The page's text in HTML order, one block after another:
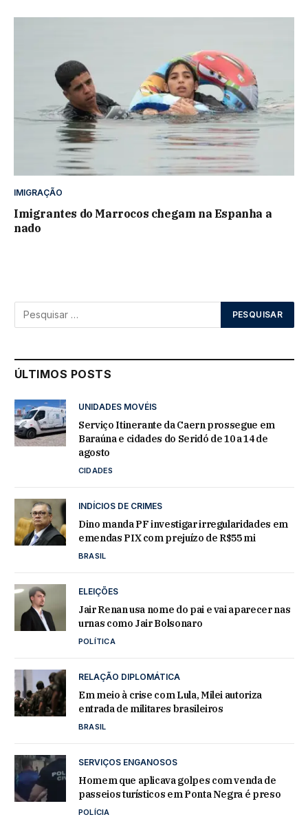
IMIGRAÇÃO
Imigrantes do Marrocos chegam na Espanha a
nado
ÚLTIMOS POSTS
UNIDADES MOVÉIS
Serviço Itinerante da Caern prossegue em
Baraúna e cidades do Seridó de 10 a 14 de
agosto
CIDADES
INDÍCIOS DE CRIMES
Dino manda PF investigar irregularidades em
emendas PIX com prejuízo de R$55 mi
BRASIL
ELEIÇÕES
Jair Renan usa nome do pai e vai aparecer nas
urnas como Jair Bolsonaro
POLÍTICA
RELAÇÃO DIPLOMÁTICA
Em meio à crise com Lula, Milei autoriza
entrada de militares brasileiros
BRASIL
SERVIÇOS ENGANOSOS
Homem que aplicava golpes com venda de
passeios turísticos em Ponta Negra é preso
POLÍCIA